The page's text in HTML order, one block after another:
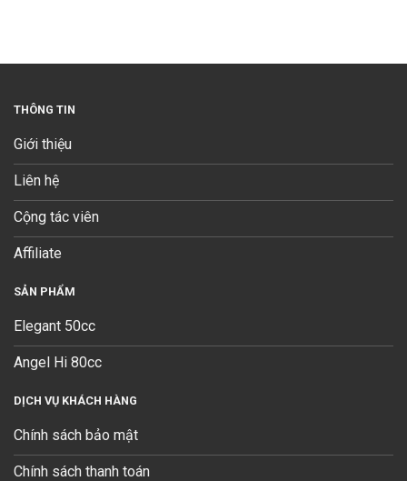
THÔNG TIN
Giới thiệu
Liên hệ
Cộng tác viên
Affiliate
SẢN PHẨM
Elegant 50cc
Angel Hi 80cc
DỊCH VỤ KHÁCH HÀNG
Chính sách bảo mật
Chính sách thanh toán